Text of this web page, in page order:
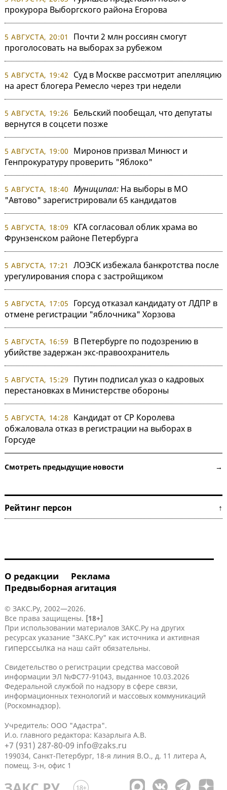
прокурора Выборгского района Егорова
5 АВГУСТА, 20:01
Почти 2 млн россиян смогут
проголосовать на выборах за рубежом
5 АВГУСТА, 19:42
Суд в Москве рассмотрит апелляцию
на арест блогера Ремесло через три недели
5 АВГУСТА, 19:26
Бельский пообещал, что депутаты
вернутся в соцсети позже
5 АВГУСТА, 19:00
Миронов призвал Минюст и
Генпрокуратуру проверить "Яблоко"
5 АВГУСТА, 18:40 Муниципал: На выборы в МО
"Автово" зарегистрировали 65 кандидатов
5 АВГУСТА, 18:09
КГА согласовал облик храма во
Фрунзенском районе Петербурга
5 АВГУСТА, 17:21
ЛОЭСК избежала банкротства после
урегулирования спора с застройщиком
5 АВГУСТА, 17:05
Горсуд отказал кандидату от ЛДПР в
отмене регистрации "яблочника" Хорзова
5 АВГУСТА, 16:59
В Петербурге по подозрению в
убийстве задержан экс-правоохранитель
5 АВГУСТА, 15:29
Путин подписал указ о кадровых
перестановках в Министерстве обороны
5 АВГУСТА, 14:28
Кандидат от СР Королева
обжаловала отказ в регистрации на выборах в
Горсуде
Смотреть предыдущие новости →
Рейтинг персон ↑
О редакции
Реклама
Предвыборная агитация
© ЗАКС.Ру, 2002—2026.
Все права защищены. [18+]
При использовании материалов ЗАКС.Ру на других
ресурсах указание "ЗАКС.Ру" как источника и активная
гиперссылка на наш сайт обязательны.
Свидетельство о регистрации средства массовой
информации ЭЛ №ФС77-91043, выданное 10.03.2026
Федеральной службой по надзору в сфере связи,
информационных технологий и массовых коммуникаций
(Роскомнадзор).
Учредитель: ООО "Адастра".
И.о. главного редактора: Казарлыга А.В.
+7 (931) 287-80-09 info@zaks.ru
199034, Санкт-Петербург, 18-я линия В.О., д. 11 литера А,
помещ. 3-н, офис 1